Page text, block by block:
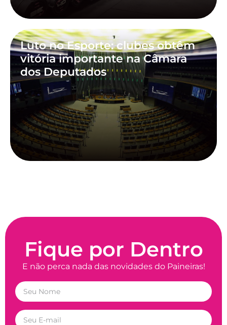
Luto no Esporte: clubes obtêm
vitória importante na Câmara
dos Deputados
Fique por Dentro
E não perca nada das novidades do Paineiras!